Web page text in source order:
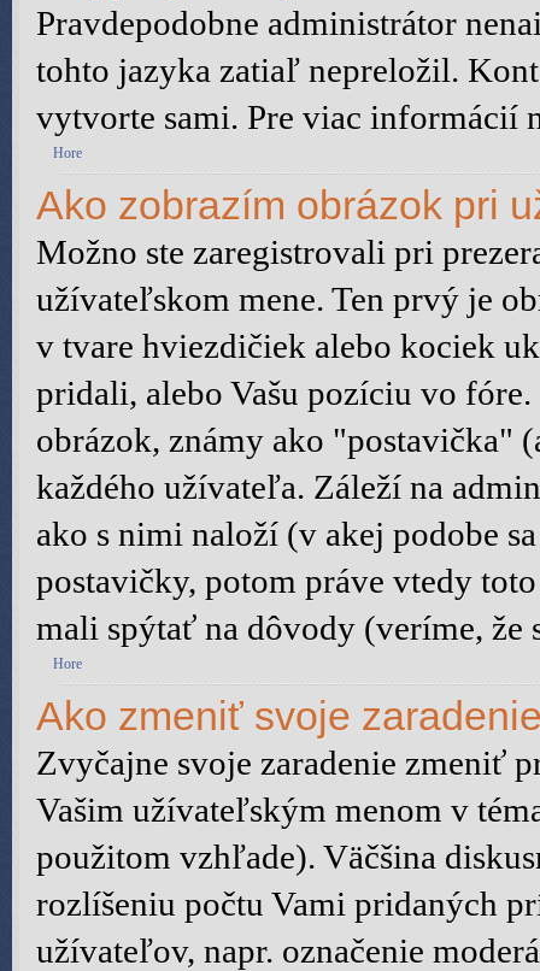
Pravdepodobne administrátor
tohto jazyka zatiaľ nepreložil.
vytvorte sami. Pre viac informácií
Hore
Ako zobrazím obrázok pri
Možno ste zaregistrovali pri
užívateľskom mene. Ten prvý je
v tvare hviezdičiek alebo kociek
pridali, alebo Vašu pozíciu vo
obrázok, známy ako "postavička"
každého užívateľa. Záleží na
ako s nimi naloží (v akej podobe
postavičky, potom práve vtedy
mali spýtať na dôvody (veríme, že
Hore
Ako zmeniť svoje
Zvyčajne svoje zaradenie zmeniť
Vašim užívateľským menom v
použitom vzhľade). Väčšina
rozlíšeniu počtu Vami pridaných
užívateľov, napr. označenie